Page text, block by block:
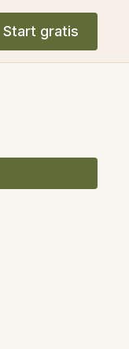
Start gratis